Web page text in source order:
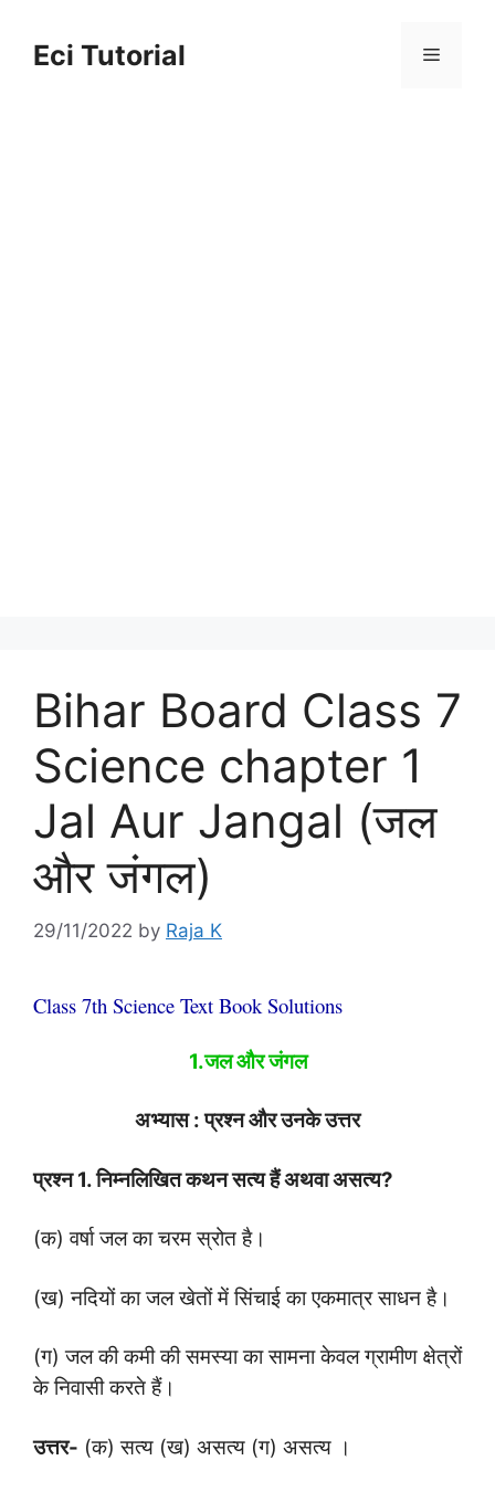
contentEci Tutorial Menu
Bihar Board Class 7
Science chapter 1
Jal Aur Jangal (जल
और जंगल)
29/11/2022 by Raja K
Class 7th Science Text Book Solutions
1.जल और जंगल
अभ्यास : प्रश्न और उनके उत्तर
प्रश्न1.निम्नलिखित कथन सत्य हैं अथवा असत्य?
(क) वर्षा जल का चरम स्रोत है।
(ख) नदियों का जल खेतों में सिंचाई का एकमात्र साधन है।
(ग) जल की कमी की समस्या का सामना केवल ग्रामीण क्षेत्रों
के निवासी करते हैं।
उत्तर- (क) सत्य (ख) असत्य (ग) असत्य ।